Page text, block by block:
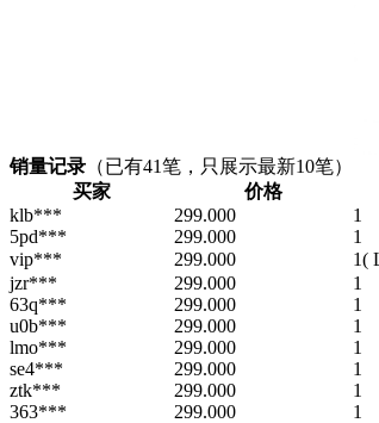
销量记录 （已有41笔，只展示最新10笔）
买家
价格
klb***
299.000 1
5pd***
299.000 1
vip***
299.000 1(
jzr***
299.000 1
63q***
299.000 1
u0b***
299.000 1
lmo***
299.000 1
se4***
299.000 1
ztk***
299.000 1
363***
299.000 1